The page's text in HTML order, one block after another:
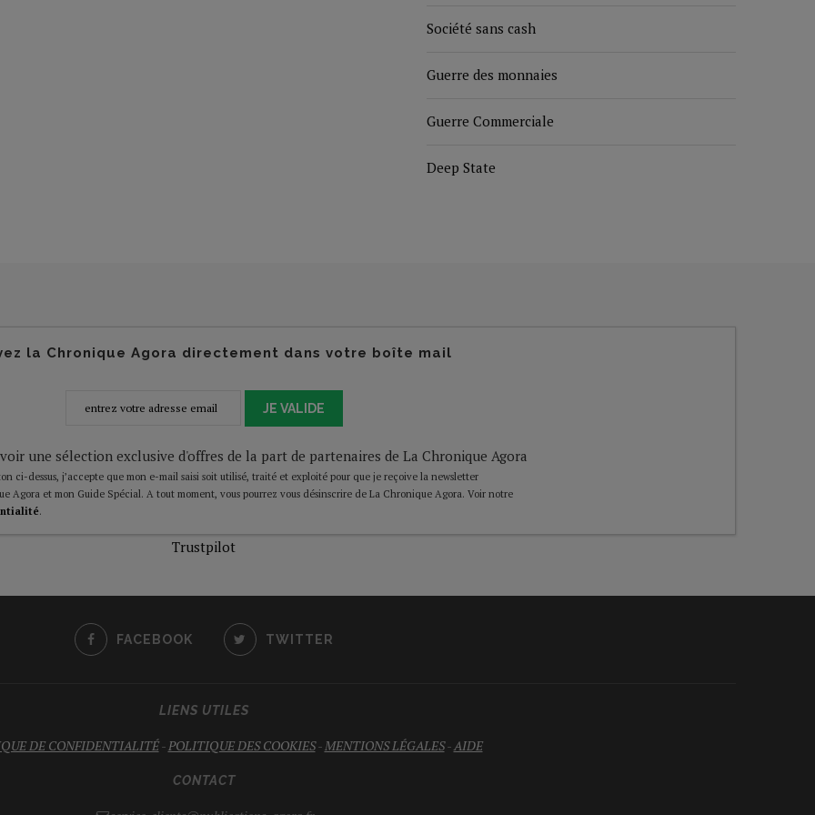
Société sans cash
Guerre des monnaies
Guerre Commerciale
Deep State
la Chronique Agora directement dans votre boîte mail
JE VALIDE
une sélection exclusive d'offres de la part de partenaires de La Chronique Agora
ci-dessus, j’accepte que mon e-mail saisi soit utilisé, traité et exploité pour que je reçoive la newsletter
Agora et mon Guide Spécial. A tout moment, vous pourrez vous désinscrire de La Chronique Agora. Voir notre
.
Trustpilot
FACEBOOK TWITTER
LIENS UTILES
DE CONFIDENTIALITÉ-POLITIQUE DES COOKIES-MENTIONS LÉGALES-AIDE
CONTACT